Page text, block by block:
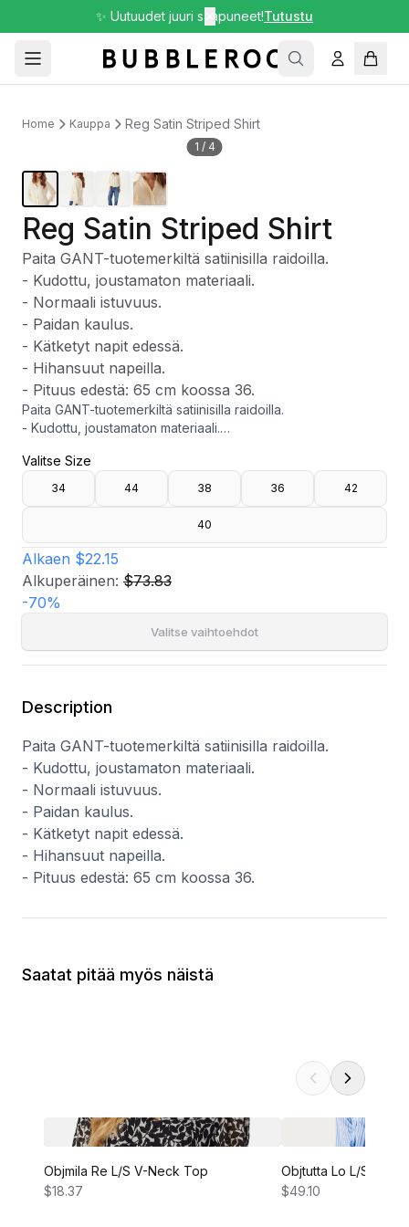
✨ Uutuudet juuri saapuneet!Tutustu
Home Kauppa Reg Satin Striped Shirt
1 / 4
Reg Satin Striped Shirt
Paita GANT-tuotemerkiltä satiinisilla raidoilla.
- Kudottu, joustamaton materiaali.
- Normaali istuvuus.
- Paidan kaulus.
- Kätketyt napit edessä.
- Hihansuut napeilla.
- Pituus edestä: 65 cm koossa 36.
Paita GANT-tuotemerkiltä satiinisilla raidoilla.
- Kudottu, joustamaton materiaali.
- Paidan kaulus.
- Kätketyt napit edessä.
- Hihansuut napeilla.
- Pituus edestä: 65 cm koossa 36.
Valitse Size
34 44 38 36 42
40
Alkaen $22.15
Alkuperäinen: $73.83
-70%
Valitse vaihtoehdot
Description
Paita GANT-tuotemerkiltä satiinisilla raidoilla.
- Kudottu, joustamaton materiaali.
- Normaali istuvuus.
- Paidan kaulus.
- Kätketyt napit edessä.
- Hihansuut napeilla.
- Pituus edestä: 65 cm koossa 36.
Saatat pitää myös näistä
Objmila Re L/S V-Neck Top
$18.37
Objtutta Lo L/S Shirt
$49.10